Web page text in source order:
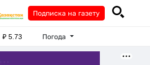
Подписка на газету
₽5.73 Погода